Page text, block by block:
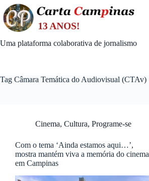
Skip
to
content
Uma plataforma colaborativa de jornalismo
Tag Câmara Temática do Audiovisual (CTAv)
Cinema, Cultura, Programe-se
Com o tema ‘Ainda estamos aqui…’,
mostra mantém viva a memória do cinema
em Campinas